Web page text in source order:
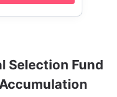
Selection Fund